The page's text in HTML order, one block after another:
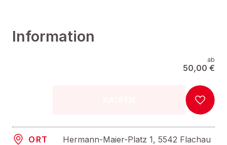
Information
ab
50,00 €
ORT Hermann-Maier-Platz 1, 5542 Flachau